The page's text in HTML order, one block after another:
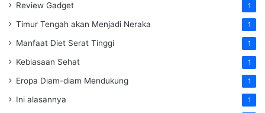
Review Gadget 1
Timur Tengah akan Menjadi Neraka 1
Manfaat Diet Serat Tinggi 1
Kebiasaan Sehat 1
Eropa Diam-diam Mendukung 1
Ini alasannya 1